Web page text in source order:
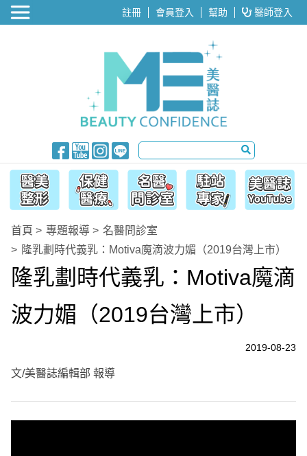
醫美整形 註冊 會員登入 幫助 醫師登入
首頁 專題報導
名醫問診室
隆乳劃時代義乳：Motiva魔滴波力媚（2019台灣上市）
隆乳劃時代義乳：Motiva魔滴
波力媚（2019台灣上市）
2019-08-23
文/美醫誌編輯部 報導